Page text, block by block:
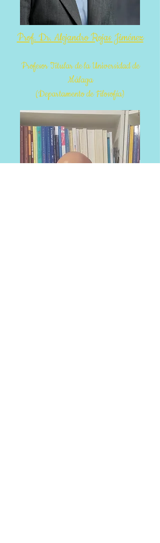
Prof. Dr. Alejandro Rojas Jiménez
Profesor Titularde la Universidad de
Málaga
(Departamento de Filosofía)